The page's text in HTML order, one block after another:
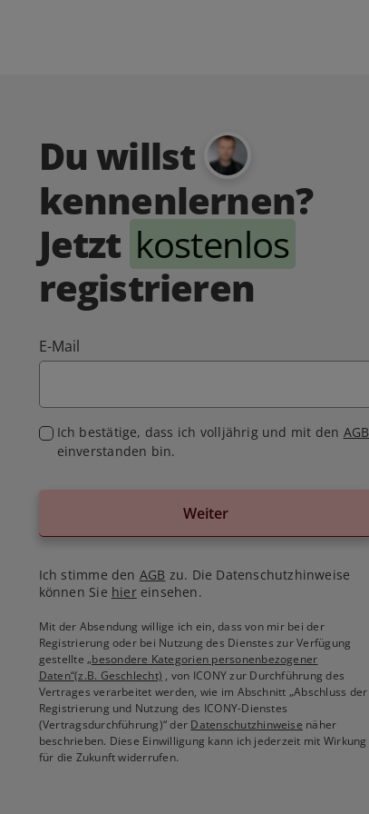
Du willst
kennenlernen?
Jetzt kostenlos
registrieren
E-Mail
Ich bestätige, dass ich volljährig und mit den AGB
einverstanden bin.
Weiter
Ich stimme den AGB zu. Die Datenschutzhinweise
können Sie hiereinsehen.
Mit der Absendung willige ich ein, dass von mir bei der
Registrierung oder bei Nutzung des Dienstes zur Verfügung
gestellte„besondere Kategorien personenbezogener
Daten“(z.B. Geschlecht) , von ICONY zur Durchführung des
Vertrages verarbeitet werden, wie im Abschnitt „Abschluss der
Registrierung und Nutzung des ICONY-Dienstes
(Vertragsdurchführung)“ der Datenschutzhinweise näher
beschrieben. Diese Einwilligung kann ich jederzeit mit Wirkung
für die Zukunft widerrufen.